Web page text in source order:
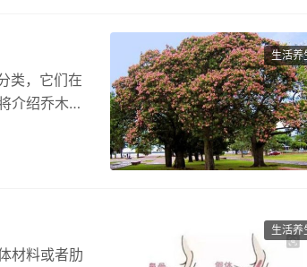
生活养
类，它们在
介绍乔木和
生活养
材料或者肋